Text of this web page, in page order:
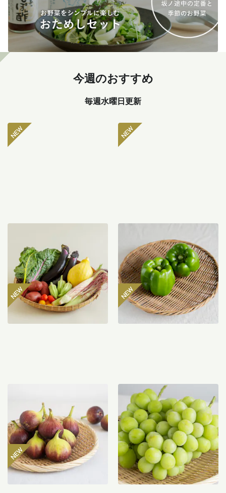
今週のおすすめ
毎週水曜日更新
2,980円
マン 300g
485円〜
ームのいちじく 12個入り
（特栽相当）
送料込 3,850円
【産地直送】やまなし笛吹
のシャインマスカット
1.2kg（特栽相当）
送料込 6,580円